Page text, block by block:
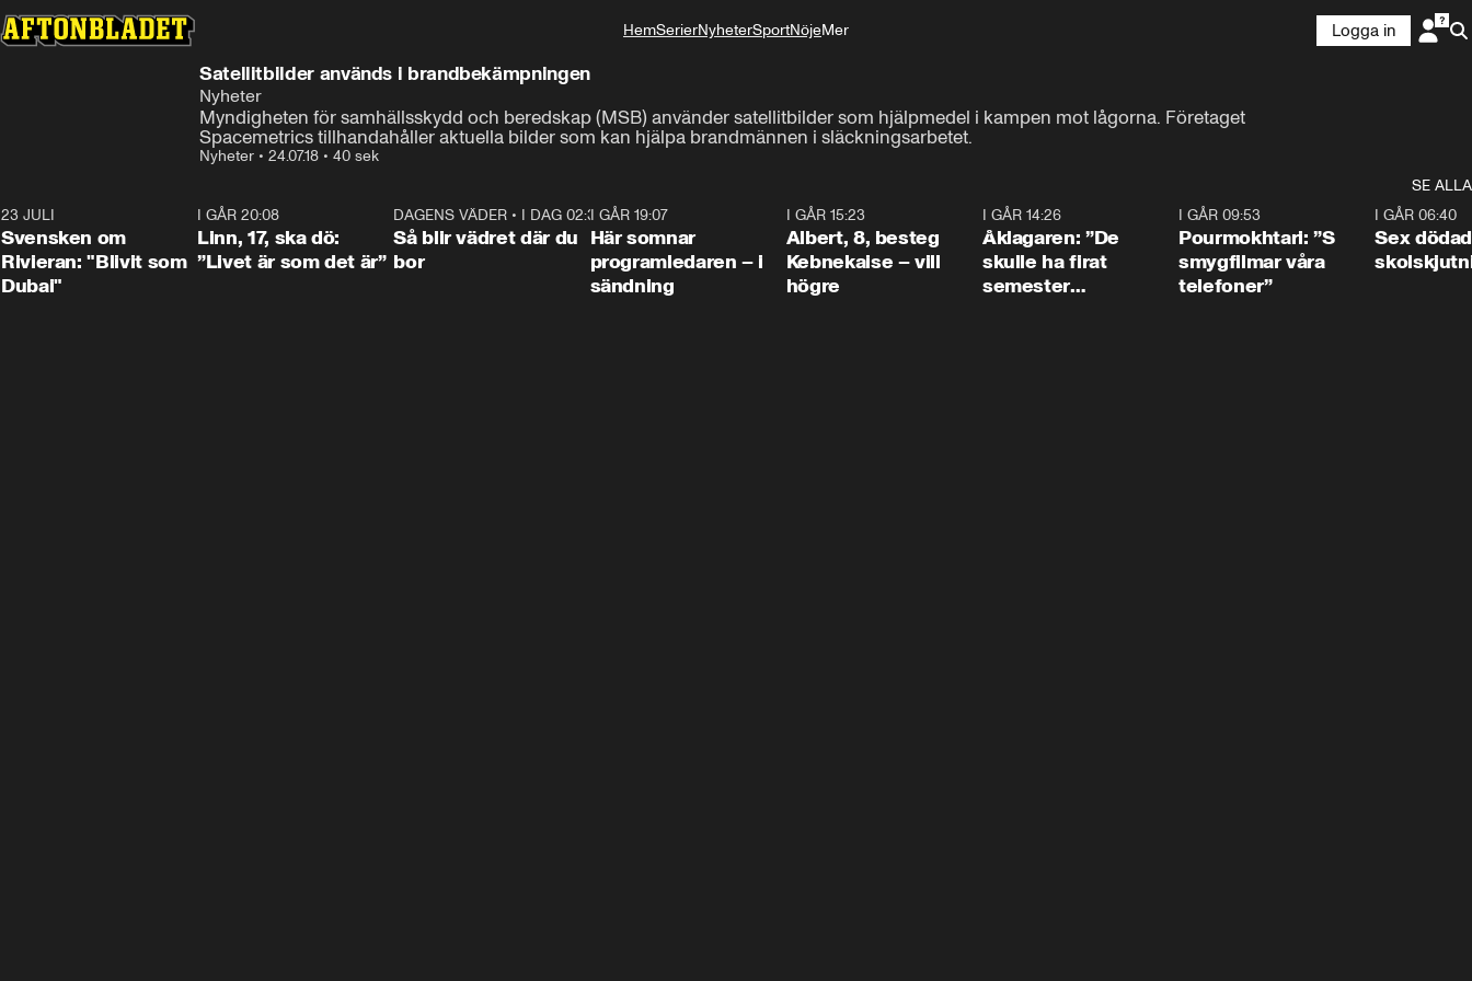
HemSerierNyheterSportNöjeMer
Logga in
Satellitbilder används i brandbekämpningen
Nyheter
Myndigheten för samhällsskydd och beredskap (MSB) använder satellitbilder som hjälpmedel i kampen mot lågorna. Företaget
Spacemetrics tillhandahåller aktuella bilder som kan hjälpa brandmännen i släckningsarbetet.
Nyheter • 24.07.18 • 40 sek
SE ALLA
23 JULI
Svensken om
Rivieran: "Blivit som
Dubai"
I GÅR 20:08
Linn, 17, ska dö:
”Livet är som det är”
1:06
DAGENS VÄDER • I DAG 02:30
Så blir vädret där du
bor
I GÅR 19:07
Här somnar
programledaren – i
sändning
I GÅR 15:23
Albert, 8, besteg
Kebnekaise – vill
högre
I GÅR 14:26
Åklagaren: ”De
skulle ha firat
semester
I GÅR 09:53
Pourmokhtari: ”S
smygfilmar våra
telefoner”
I GÅR 06:40
Sex